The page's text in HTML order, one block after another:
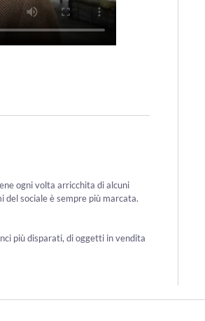
ogni volta arricchita di alcuni
del sociale è sempre più marcata.
più disparati, di oggetti in vendita